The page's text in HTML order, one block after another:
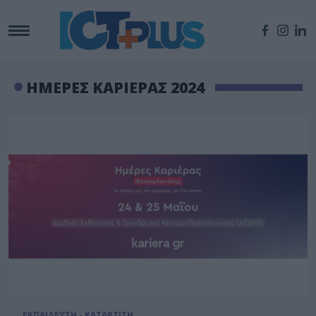
ΗΜΕΡΕΣ ΚΑΡΙΕΡΑΣ 2024